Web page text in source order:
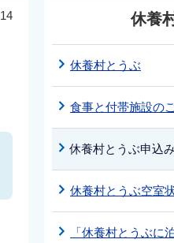
休養
休養村とうぶ
食事と付帯施設の
休養村とうぶ申込
休養村とうぶ空室
「休養村とうぶに